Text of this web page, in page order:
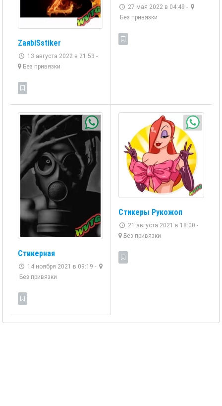
ZaяbiSstiker
13 августа 2022 в 21:53 -
Без привязки
27 мая 2022 в 04:49 -
Без привязки
Стикерная
14 ноября 2021 в 09:19 -
Без привязки
Стикеры Рукожоп
21 августа 2021 в 18:00 -
Без привязки